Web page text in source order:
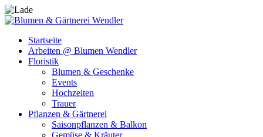
Startseite
Arbeiten @ Blumen Wendler
Floristik
Blumen & Geschenke
Events
Hochzeiten
Trauer
Pflanzen & Gärtnerei
Saisonpflanzen & Balkon
Gemüse & Kräuter